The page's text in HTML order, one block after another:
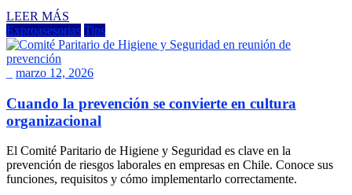
LEER MÁS
Exproasesorias Tips
marzo 12, 2026
Cuando la prevención se convierte en cultura
organizacional
El Comité Paritario de Higiene y Seguridad es clave en la
prevención de riesgos laborales en empresas en Chile. Conoce sus
funciones, requisitos y cómo implementarlo correctamente.